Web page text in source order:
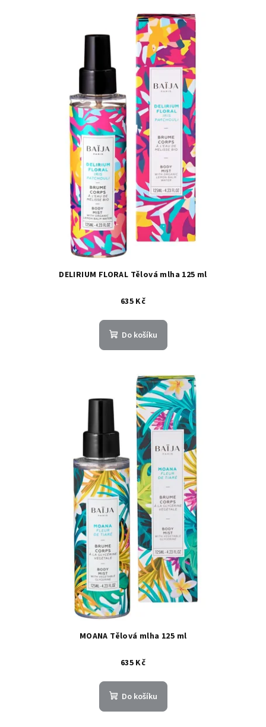
DELIRIUM FLORAL Tělová mlha 125 ml
635 Kč
Do košíku
MOANA Tělová mlha 125 ml
635 Kč
Do košíku